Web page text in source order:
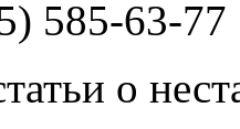
585-63-77
о